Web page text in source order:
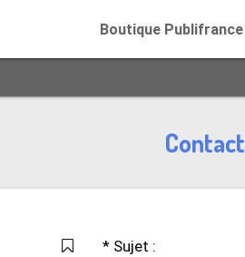
Boutique Publifrance
Contact
* Sujet :